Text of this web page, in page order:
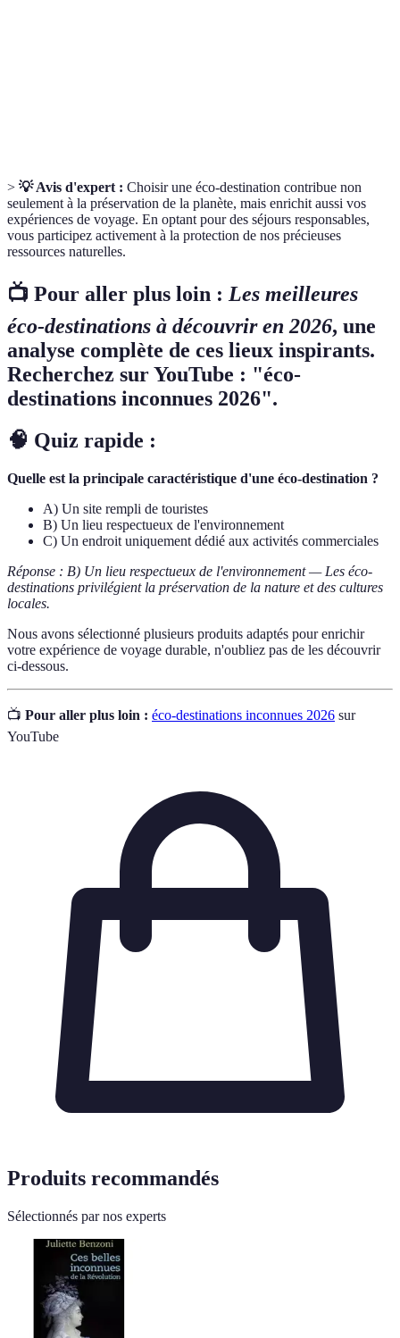
> 💡 Avis d'expert : Choisir une éco-destination contribue non
seulement à la préservation de la planète, mais enrichit aussi vos
expériences de voyage. En optant pour des séjours responsables,
vous participez activement à la protection de nos précieuses
ressources naturelles.
📺 Pour aller plus loin : Les meilleures
éco-destinations à découvrir en 2026, une
analyse complète de ces lieux inspirants.
Recherchez sur YouTube : "éco-
destinations inconnues 2026".
🧠 Quiz rapide :
Quelle est la principale caractéristique d'une éco-destination ?
A) Un site rempli de touristes
B) Un lieu respectueux de l'environnement
C) Un endroit uniquement dédié aux activités commerciales
Réponse : B) Un lieu respectueux de l'environnement — Les éco-
destinations privilégient la préservation de la nature et des cultures
locales.
Nous avons sélectionné plusieurs produits adaptés pour enrichir
votre expérience de voyage durable, n'oubliez pas de les découvrir
ci-dessous.
📺 Pour aller plus loin : éco-destinations inconnues 2026 sur
YouTube
Produits recommandés
Sélectionnés par nos experts